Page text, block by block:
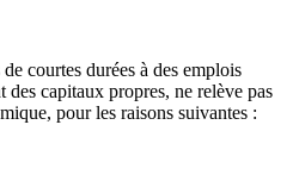
courtes durées à des emplois
des capitaux propres, ne relève pas
pour les raisons suivantes :